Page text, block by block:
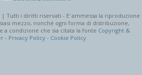
| Tutti i diritti riservati - E' ammessa la riproduzione
mezzo, nonché ogni forma di distribuzione,
a condizione che sia citata la fonte Copyright &
- Privacy Policy- Cookie Policy